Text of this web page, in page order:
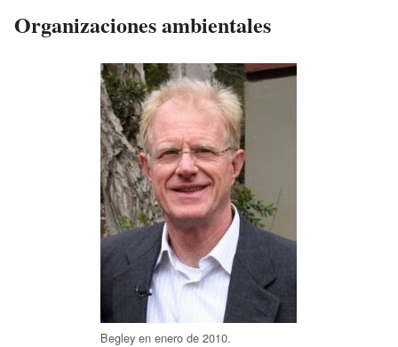
Organizaciones ambientales
Begley en enero de 2010.